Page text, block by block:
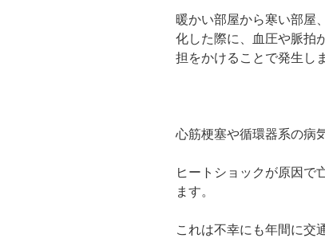
暖かい部屋から寒い部屋
化した際に、血圧や脈拍
担をかけることで発生し
心筋梗塞や循環器系の病
ヒートショックが原因で
ます。
これは不幸にも年間に交